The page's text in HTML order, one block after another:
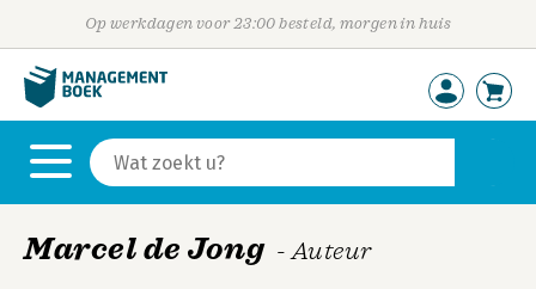
Op werkdagen voor 23:00 besteld, morgen in huis
Marcel de Jong - Auteur